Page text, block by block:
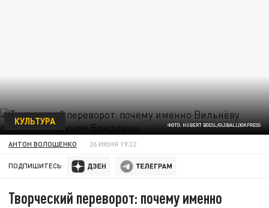
ФОТО: HUBERT BOESL/GLOBALLOOKPRESS
КУЛЬТУРА
АНТОН ВОЛОЩЕНКО 26 ИЮНЯ 19:32
ПОДПИШИТЕСЬ:
Творческий переворот: почему именно